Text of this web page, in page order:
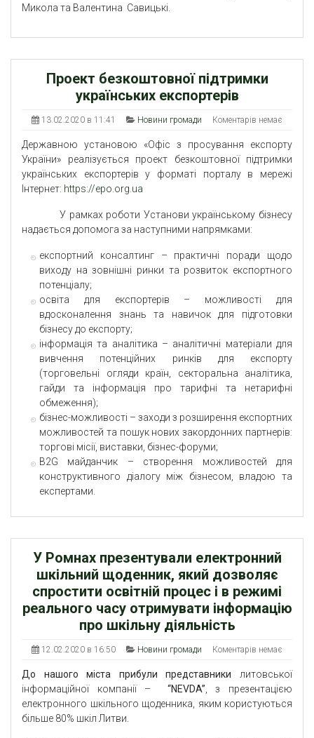
Микола та Валентина Савицькі.
Проект безкоштовної підтримки
українських експортерів
13.02.2020 в 11:41 Новини громади Коментарів немає
Державною установою «Офіс з просування експорту
України» реалізується проект безкоштовної підтримки
українських експортерів у форматі порталу в мережі
Інтернет: https://epo.org.ua
У рамках роботи Установи українському бізнесу
надається допомога за наступними напрямками:
експортний консалтинг – практичні поради щодо
виходу на зовнішні ринки та розвиток експортного
потенціалу;
освіта для експортерів – можливості для
вдосконалення знань та навичок для підготовки
бізнесу до експорту;
інформація та аналітика – аналітичні матеріали для
вивчення потенційних ринків для експорту
(торговельні огляди країн, секторальна аналітика,
гайди та інформація про тарифні та нетарифні
обмеження);
бізнес-можливості – заходи з розширення експортних
можливостей та пошук нових закордонних партнерів:
торгові місії, виставки, бізнес-форуми;
B2G майданчик – створення можливостей для
конструктивного діалогу між бізнесом, владою та
експертами.
У Ромнах презентували електронний
шкільний щоденник, який дозволяє
спростити освітній процес і в режимі
реального часу отримувати інформацію
про шкільну діяльність
12.02.2020 в 16:50 Новини громади Коментарів немає
До нашого міста прибули представники литовської
інформаційної компанії –
“NEVDA” , з презентацією
електронного шкільного щоденника, яким користуються
більше 80% шкіл Литви.